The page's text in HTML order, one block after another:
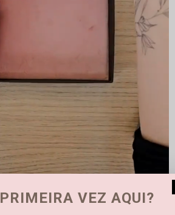
PRIMEIRA VEZ AQUI?